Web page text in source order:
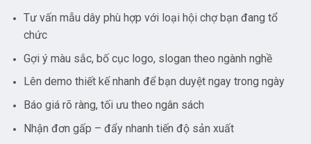
Tư vấn mẫu dây phù hợp với loại hội chợ bạn đang tổ
chức
Gợi ý màu sắc, bố cục logo, slogan theo ngành nghề
Lên demo thiết kế nhanh để bạn duyệt ngay trong ngày
Báo giá rõ ràng, tối ưu theo ngân sách
Nhận đơn gấp – đẩy nhanh tiến độ sản xuất